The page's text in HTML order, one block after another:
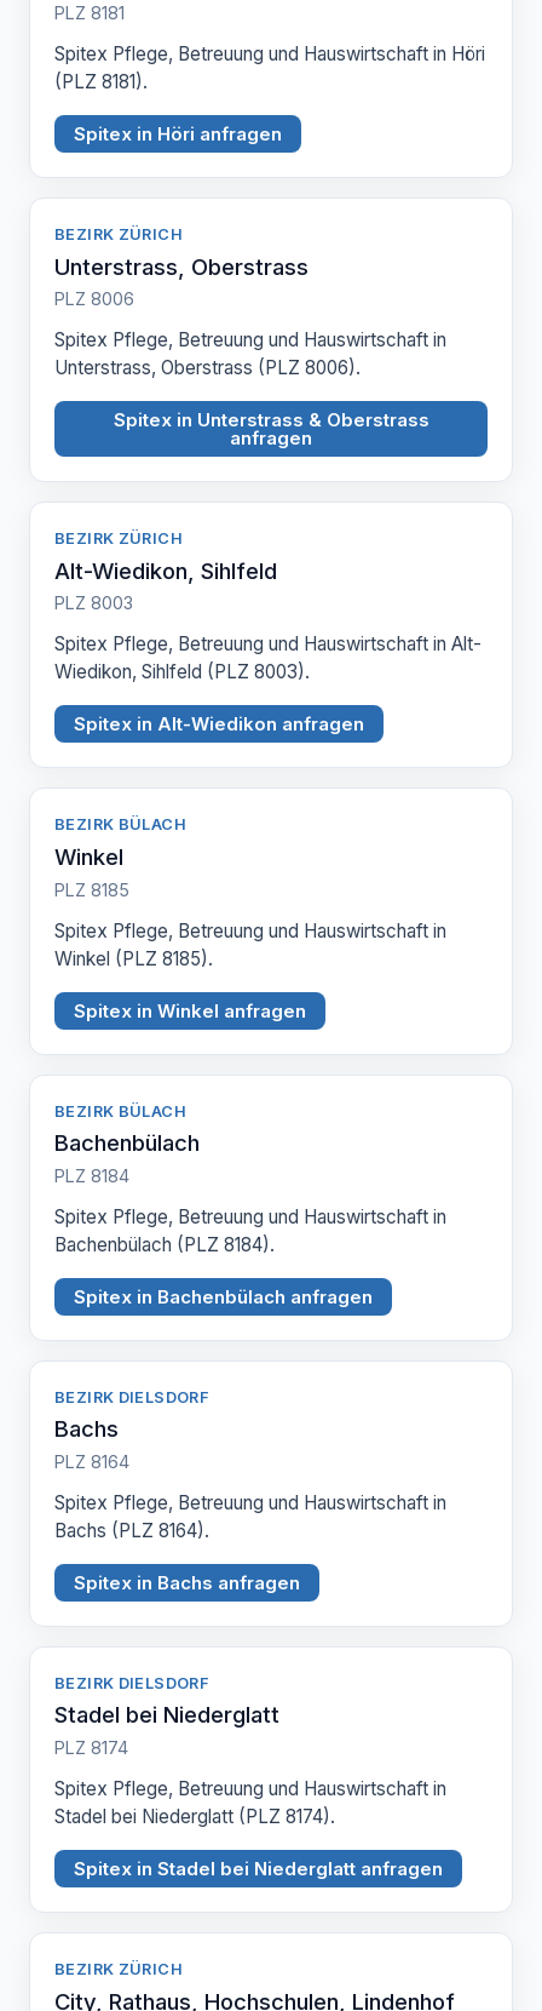
PLZ 8181
Spitex Pflege, Betreuung und Hauswirtschaft in Höri
(PLZ 8181).
Spitex in Höri anfragen
BEZIRK ZÜRICH
Unterstrass, Oberstrass
PLZ 8006
Spitex Pflege, Betreuung und Hauswirtschaft in
Unterstrass, Oberstrass (PLZ 8006).
Spitex in Unterstrass & Oberstrass
anfragen
BEZIRK ZÜRICH
Alt-Wiedikon, Sihlfeld
PLZ 8003
Spitex Pflege, Betreuung und Hauswirtschaft in Alt-
Wiedikon, Sihlfeld (PLZ 8003).
Spitex in Alt-Wiedikon anfragen
BEZIRK BÜLACH
Winkel
PLZ 8185
Spitex Pflege, Betreuung und Hauswirtschaft in
Winkel (PLZ 8185).
Spitex in Winkel anfragen
BEZIRK BÜLACH
Bachenbülach
PLZ 8184
Spitex Pflege, Betreuung und Hauswirtschaft in
Bachenbülach (PLZ 8184).
Spitex in Bachenbülach anfragen
BEZIRK DIELSDORF
Bachs
PLZ 8164
Spitex Pflege, Betreuung und Hauswirtschaft in
Bachs (PLZ 8164).
Spitex in Bachs anfragen
BEZIRK DIELSDORF
Stadel bei Niederglatt
PLZ 8174
Spitex Pflege, Betreuung und Hauswirtschaft in
Stadel bei Niederglatt (PLZ 8174).
Spitex in Stadel bei Niederglatt anfragen
BEZIRK ZÜRICH
City, Rathaus, Hochschulen, Lindenhof